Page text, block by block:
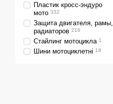
Пластик кросс-эндуро
мото 332
Защита двигателя, рамы,
радиаторов 216
Стайлинг мотоцикла 1
Шини мотоциклетні 18